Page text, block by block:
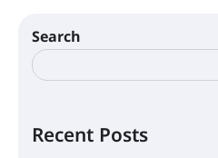
Search
Recent Posts